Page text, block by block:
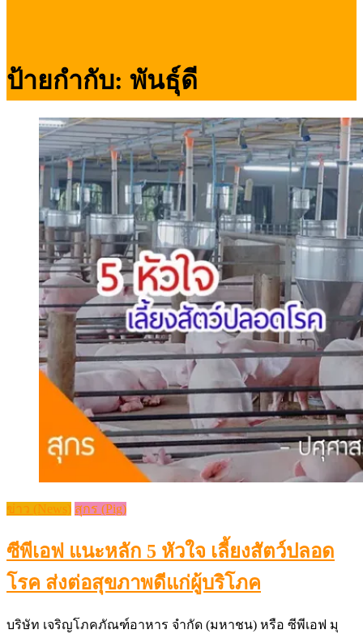
ป้ายกำกับ: พันธุ์ดี
ข่าว (News) สุกร (Pig)
ซีพีเอฟ แนะหลัก 5 หัวใจ เลี้ยงสัตว์ปลอด
โรค ส่งต่อสุขภาพดีแก่ผู้บริโภค
บริษัท เจริญโภคภัณฑ์อาหาร จำกัด (มหาชน) หรือ ซีพีเอฟ มุ